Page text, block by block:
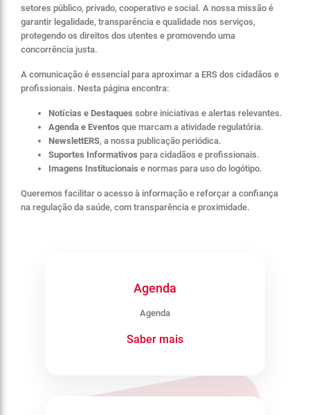
setores público, privado, cooperativo e social. A nossa missão é
garantir legalidade, transparência e qualidade nos serviços,
protegendo os direitos dos utentes e promovendo uma
concorrência justa.
A comunicação é essencial para aproximar a ERS dos cidadãos e
profissionais. Nesta página encontra:
Notícias e Destaques sobre iniciativas e alertas relevantes.
Agenda e Eventos que marcam a atividade regulatória.
NewslettERS, a nossa publicação periódica.
Suportes Informativos para cidadãos e profissionais.
Imagens Institucionais e normas para uso do logótipo.
Queremos facilitar o acesso à informação e reforçar a confiança
na regulação da saúde, com transparência e proximidade.
Agenda
Agenda
Saber mais